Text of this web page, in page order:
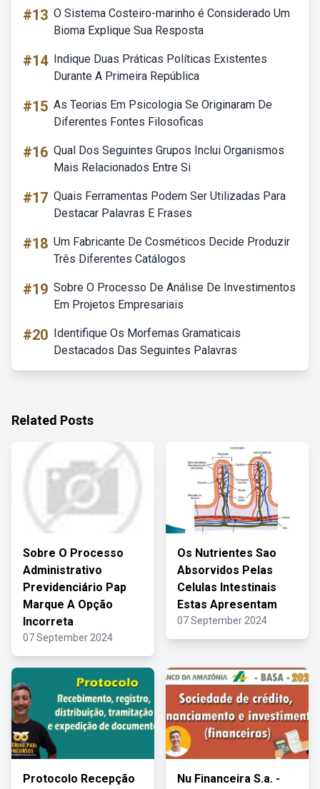
#13 O Sistema Costeiro-marinho é Considerado Um
Bioma Explique Sua Resposta
#14 Indique Duas Práticas Políticas Existentes
Durante A Primeira República
#15 As Teorias Em Psicologia Se Originaram De
Diferentes Fontes Filosoficas
#16 Qual Dos Seguintes Grupos Inclui Organismos
Mais Relacionados Entre Si
#17 Quais Ferramentas Podem Ser Utilizadas Para
Destacar Palavras E Frases
#18 Um Fabricante De Cosméticos Decide Produzir
Três Diferentes Catálogos
#19 Sobre O Processo De Análise De Investimentos
Em Projetos Empresariais
#20 Identifique Os Morfemas Gramaticais
Destacados Das Seguintes Palavras
Related Posts
Sobre O Processo
Administrativo
Previdenciário Pap
Marque A Opção
Incorreta
07 September 2024
Os Nutrientes Sao
Absorvidos Pelas
Celulas Intestinais
Estas Apresentam
07 September 2024
Protocolo Recepção Nu Financeira S.a. -